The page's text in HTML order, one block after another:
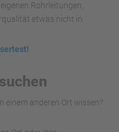
Rohrleitungen,
etwas nicht in
einem anderen Ort wissen?